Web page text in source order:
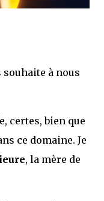
souhaite à nous
certes, bien que
ce domaine. Je
, la mère de